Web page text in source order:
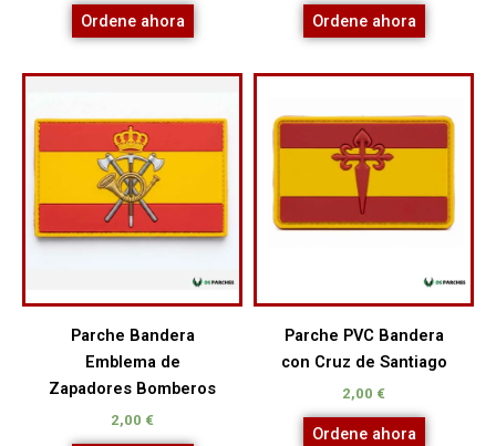
Ordene ahora Ordene ahora
Parche Bandera
Emblema de
Zapadores Bomberos
2,00 €
Parche PVC Bandera
con Cruz de Santiago
2,00 €
Ordene ahora